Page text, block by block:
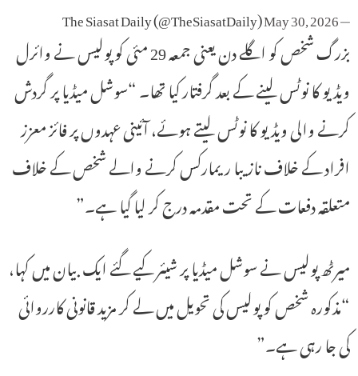
— The Siasat Daily (@TheSiasatDaily)
May 30, 2026
بزرگ شخص کو اگلے دن یعنی جمعہ 29 مئی کو پولیس نے وائرل
ویڈیو کا نوٹس لینے کے بعد گرفتار کیا تھا۔ “سوشل میڈیا پر گردش
کرنے والی ویڈیو کا نوٹس لیتے ہوئے، آئینی عہدوں پر فائز معزز
افراد کے خلاف نازیبا ریمارکس کرنے والے شخص کے خلاف
متعلقہ دفعات کے تحت مقدمہ درج کر لیا گیا ہے۔”
میرٹھ پولیس نے سوشل میڈیا پر شیئر کیے گئے ایک بیان میں کہا،
“مذکورہ شخص کو پولیس کی تحویل میں لے کر مزید قانونی کارروائی
کی جا رہی ہے۔”